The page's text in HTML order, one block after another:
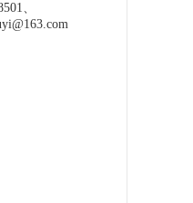
、